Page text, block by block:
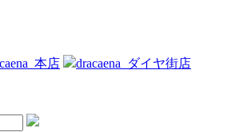
本店 dracaena_ダイヤ街店